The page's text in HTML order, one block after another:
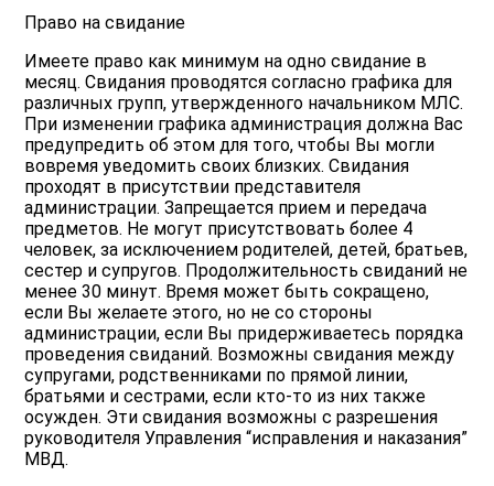
Право на свидание
Имеете право как минимум на одно свидание в
месяц. Свидания проводятся согласно графика для
различных групп, утвержденного начальником МЛС.
При изменении графика администрация должна Вас
предупредить об этом для того, чтобы Вы могли
вовремя уведомить своих близких. Свидания
проходят в присутствии представителя
администрации. Запрещается прием и передача
предметов. Не могут присутствовать более 4
человек, за исключением родителей, детей, братьев,
сестер и супругов. Продолжительность свиданий не
менее 30 минут. Время может быть сокращено,
если Вы желаете этого, но не со стороны
администрации, если Вы придерживаетесь порядка
проведения свиданий. Возможны свидания между
супругами, родственниками по прямой линии,
братьями и сестрами, если кто-то из них также
осужден. Эти свидания возможны с разрешения
руководителя Управления “исправления и наказания”
МВД.